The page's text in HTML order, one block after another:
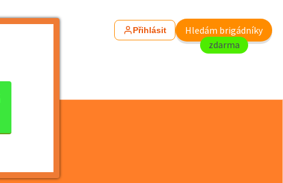
Přihlásit
Hledám brigádníky
zdarma